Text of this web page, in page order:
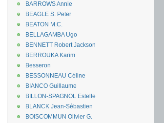
BARROWS Annie
BEAGLE S. Peter
BEATON M.C.
BELLAGAMBA Ugo
BENNETT Robert Jackson
BERROUKA Karim
Besseron
BESSONNEAU Céline
BIANCO Guillaume
BILLON-SPAGNOL Estelle
BLANCK Jean-Sébastien
BOISCOMMUN Olivier G.